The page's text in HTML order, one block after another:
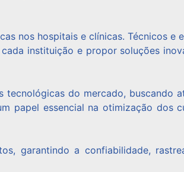
nos hospitais e clínicas. Técnicos e
instituição e propor soluções
tecnológicas do mercado, buscando
papel essencial na otimização dos
garantindo a confiabilidade,